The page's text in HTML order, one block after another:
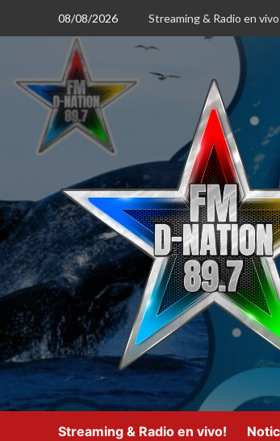
08/08/2026 Streaming & Radio en
Streaming & Radio en vivo!